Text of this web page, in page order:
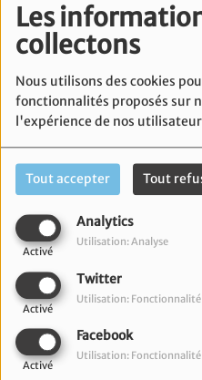
Les
collectons
Nous utilisons des cookies
fonctionnalités proposés sur
l'expérience de nos
Tout accepter Tout
Analytics
Activé
Utilisation: Analyse
Twitter
Activé
Utilisation: Fonctionnalité
Facebook
Activé
Utilisation: Fonctionnalité
08 février 2023
De nombreux produits
substances indésirables
notre santé et pour
Pour retrouver une